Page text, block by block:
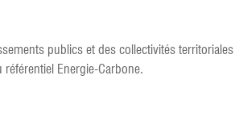
publics et des collectivités
Energie-Carbone.